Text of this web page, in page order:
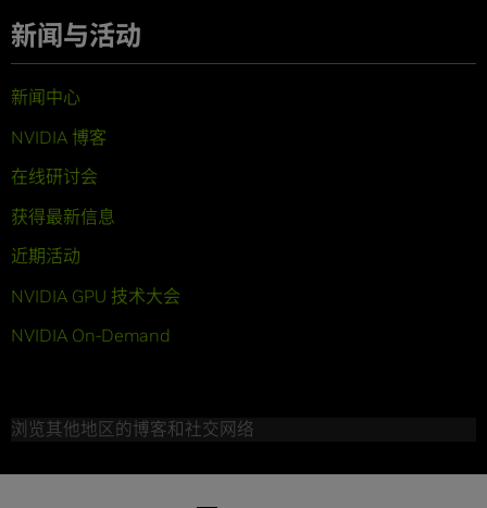
新闻与活动
新闻中心
NVIDIA 博客
在线研讨会
获得最新信息
近期活动
NVIDIA GPU 技术大会
NVIDIA On-Demand
浏览其他地区的博客和社交网络